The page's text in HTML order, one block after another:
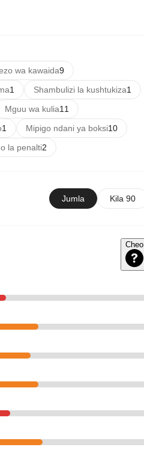
wa kawaida9
1 Shambulizi la kushtukiza1
Mguu wa kulia11
1 Mipigo ndani ya boksi10
la penalti2
Jumla Kila 90
Cheo